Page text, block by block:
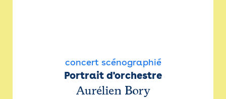
concert scénographié
Portrait d'orchestre
Aurélien Bory